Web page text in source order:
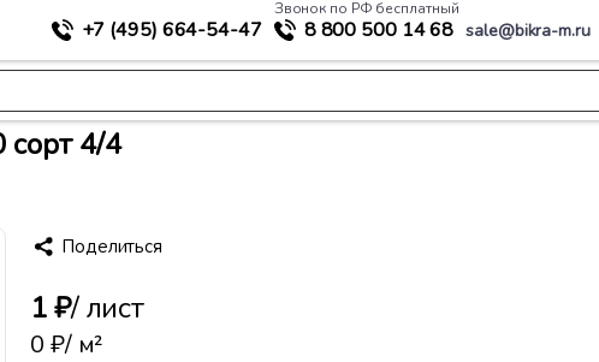
+7 (495) 664-54-47
Звонок по РФ бесплатный
8 800 500 14 68 sale@bikra-m.ru
4/4
Поделиться
1 ₽/ лист
0 ₽/ м²